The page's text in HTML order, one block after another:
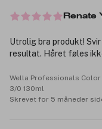
Renate
Utrolig bra produkt!
resultat. Håret føles
Wella Professionals Color
3/0 130ml
Skrevet for 5 måneder